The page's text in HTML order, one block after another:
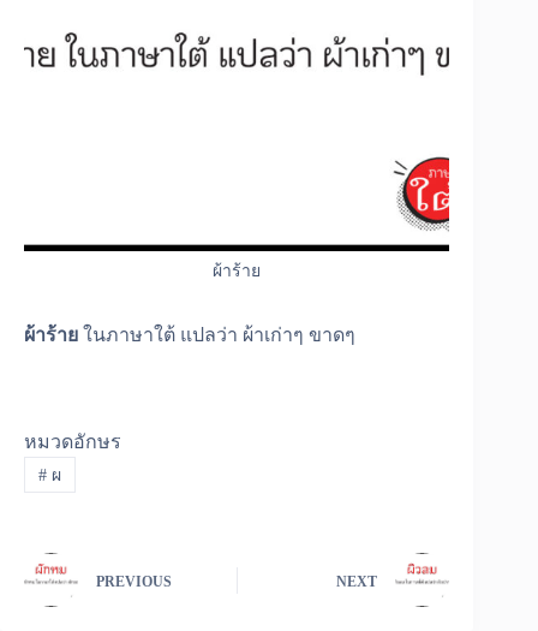
ผ้าร้าย
ผ้าร้าย ในภาษาใต้ แปลว่า ผ้าเก่าๆ ขาดๆ
หมวดอักษร
#ผ
PREVIOUS NEXT